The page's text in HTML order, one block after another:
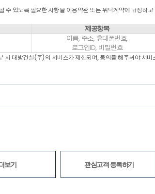
통한 실명확인 및 본인인증을 요청할 수 있습니다.
는 이용신청에 대하여는 승낙을 유보할 수 있습니다.
하지 아니 할 수 있습니다.
경우, “회사”는 원칙적으로 이를 가입신청자에게 알
람하고 수정할 수 있습니다. 다만, 서비스 관리를 위해
수정을 하거나 전자우편 기타 방법으로 “회사”에 대하
회사”는 책임지지 않습니다.
있도록 필요한 사항을 이용약관 또는 위탁계약에 규정하
제공항목
이름, 주소, 휴대폰번호,
로그인ID, 비밀번호
대방건설(주)의 서비스가 제한되며, 동의를 해주셔야 서비
보기 관심고객 등록하기